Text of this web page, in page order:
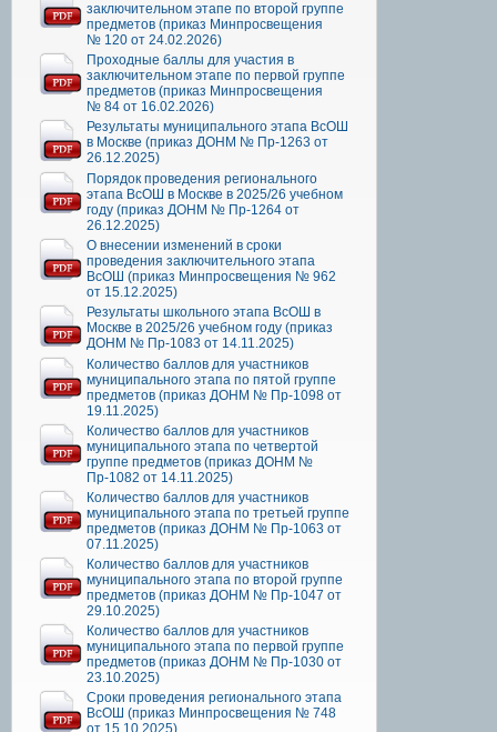
заключительном этапе по второй группе
предметов (приказ Минпросвещения
№ 120 от 24.02.2026)
Проходные баллы для участия в
заключительном этапе по первой группе
предметов (приказ Минпросвещения
№ 84 от 16.02.2026)
Результаты муниципального этапа ВсОШ
в Москве (приказ ДОНМ № Пр-1263 от
26.12.2025)
Порядок проведения регионального
этапа ВсОШ в Москве в 2025/26 учебном
году (приказ ДОНМ № Пр-1264 от
26.12.2025)
О внесении изменений в сроки
проведения заключительного этапа
ВсОШ (приказ Минпросвещения № 962
от 15.12.2025)
Результаты школьного этапа ВсОШ в
Москве в 2025/26 учебном году (приказ
ДОНМ № Пр-1083 от 14.11.2025)
Количество баллов для участников
муниципального этапа по пятой группе
предметов (приказ ДОНМ № Пр-1098 от
19.11.2025)
Количество баллов для участников
муниципального этапа по четвертой
группе предметов (приказ ДОНМ №
Пр-1082 от 14.11.2025)
Количество баллов для участников
муниципального этапа по третьей группе
предметов (приказ ДОНМ № Пр-1063 от
07.11.2025)
Количество баллов для участников
муниципального этапа по второй группе
предметов (приказ ДОНМ № Пр-1047 от
29.10.2025)
Количество баллов для участников
муниципального этапа по первой группе
предметов (приказ ДОНМ № Пр-1030 от
23.10.2025)
Сроки проведения регионального этапа
ВсОШ (приказ Минпросвещения № 748
от 15.10.2025)